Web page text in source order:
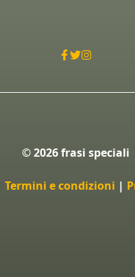
© 2026 frasi speciali
Termini e condizioni |